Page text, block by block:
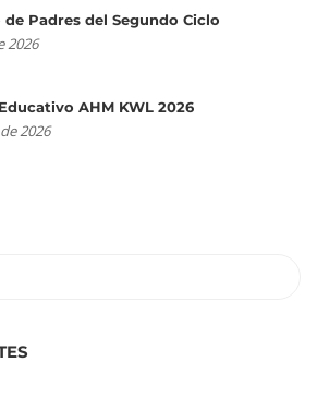
Padres del Segundo Ciclo
2026
AHM KWL 2026
2026